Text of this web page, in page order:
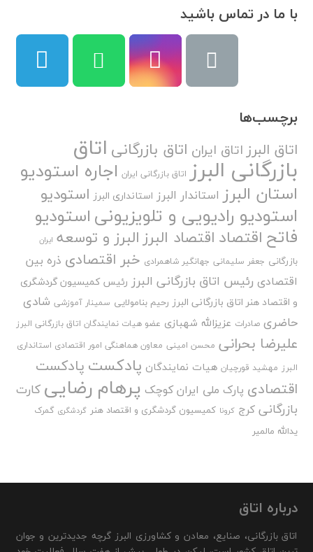
با ما در تماس باشید
برچسب‌ها
اتاق البرز اتاق ایران اتاق بازرگانی اتاق
بازرگانی البرز اتاق بازرگانی ایران اجاره استودیو
استان البرز استاندار البرز استانداری البرز استودیو
استودیو رادیویی و تلویزیونیاستودیو
فاتح اقتصاد اقتصاد البرزالبرز و توسعه ایران
بازرگانی جعفر سلیمانی جهانگیر شاهمرادی خبر اقتصادی ذره بین
اقتصادی رئیس اتاق بازرگانی البرز رئیس کمیسیون گردشگری
و اقتصاد هنر اتاق بازرگانی البرز رحیم بنامولایی سمینار آموزشی شادی
حاضری صادرات عزیزالله شهبازی عضو هیات نمایندگان اتاق بازرگانی البرز
علیرضا بحرانی محسن امینی معاون هماهنگی امور اقتصادی استانداری
البرز مهشید قورچیان هیات نمایندگان پادکست پادکست
اقتصادی پارک ملی ایران کوچک پرهام رضایی کارت
بازرگانی کرج کرونا کمیسیون گردشگری و اقتصاد هنر گردشگری گمرک
یدالله مالمیر
درباره اتاق
اتاق بازرگانی، صنایع، معادن و کشاورزی البرز گرچه جدیدترین و جوان